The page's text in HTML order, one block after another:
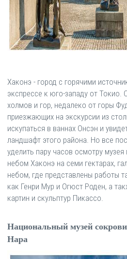
Хаконэ - город с горячими
экспрессе к юго-западу от Токио.
холмов и гор, недалеко от горы
приезжающих на экскурсии из
искупаться в ваннах Онсэн и
ландшафт этого района. Но все
уделить пару часов осмотру
небом Хаконэ на семи гектарах,
небом, где представлены работы
как Генри Мур и Огюст Роден, а
картин и скульптур Пикассо.
Национальный музей
Нара